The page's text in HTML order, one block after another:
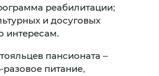
реабилитации;
и досуговых
интересам.
пансионата –
питание,